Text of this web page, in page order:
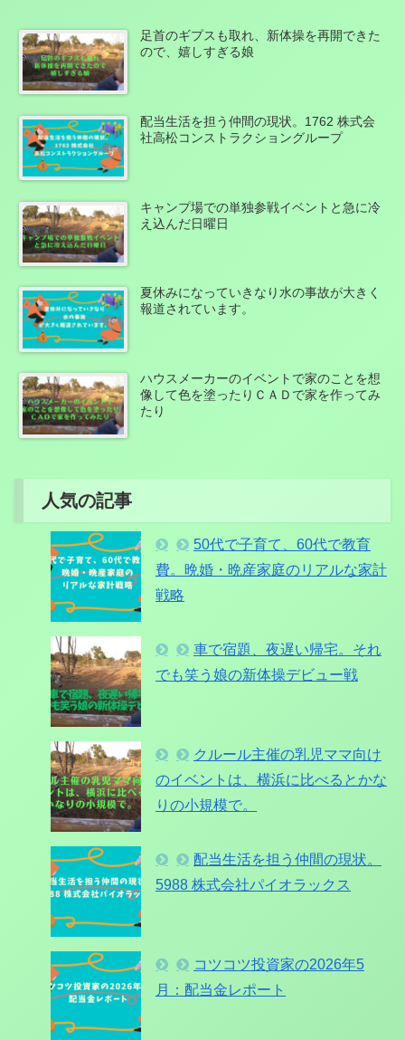
足首のギプスも取れ、新体操を再開できた
ので、嬉しすぎる娘
配当生活を担う仲間の現状。1762 株式会
社高松コンストラクショングループ
キャンプ場での単独参戦イベントと急に冷
え込んだ日曜日
夏休みになっていきなり水の事故が大きく
報道されています。
ハウスメーカーのイベントで家のことを想
像して色を塗ったりＣＡＤで家を作ってみ
たり
人気の記事
50代で子育て、60代で教育
費。晩婚・晩産家庭のリアルな家計
戦略
車で宿題、夜遅い帰宅。それ
でも笑う娘の新体操デビュー戦
クルール主催の乳児ママ向け
のイベントは、横浜に比べるとかな
りの小規模で。
配当生活を担う仲間の現状。
5988 株式会社パイオラックス
コツコツ投資家の2026年5
月：配当金レポート